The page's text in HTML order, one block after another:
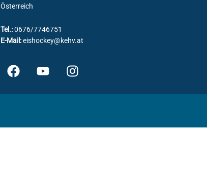
Österreich
Tel.:0676/7746751
E-Mail:eishockey@kehv.at